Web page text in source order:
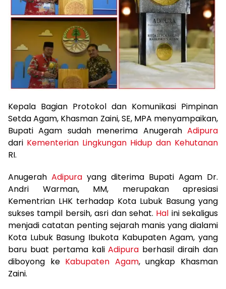
Kepala Bagian Protokol dan Komunikasi Pimpinan
Setda Agam, Khasman Zaini, SE, MPA menyampaikan,
Bupati Agam sudah menerima Anugerah Adipura
dari Kementerian Lingkungan Hidup dan Kehutanan
RI.
Anugerah Adipura yang diterima Bupati Agam Dr.
Andri Warman, MM, merupakan apresiasi
Kementrian LHK terhadap Kota Lubuk Basung yang
sukses tampil bersih, asri dan sehat. Hal ini sekaligus
menjadi catatan penting sejarah manis yang dialami
Kota Lubuk Basung Ibukota Kabupaten Agam, yang
baru buat pertama kaliAdipura berhasil diraih dan
diboyong ke Kabupaten Agam, ungkap Khasman
Zaini.